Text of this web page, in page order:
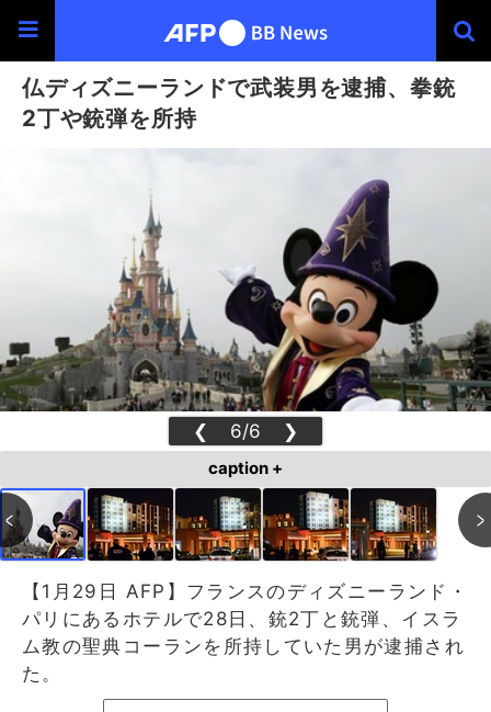
仏ディズニーランドで武装男を逮捕、拳銃
2丁や銃弾を所持
❮ 6/6 ❯
caption +
【1月29日 AFP】フランスのディズニーランド・
パリにあるホテルで28日、銃2丁と銃弾、イスラ
ム教の聖典コーランを所持していた男が逮捕され
た。